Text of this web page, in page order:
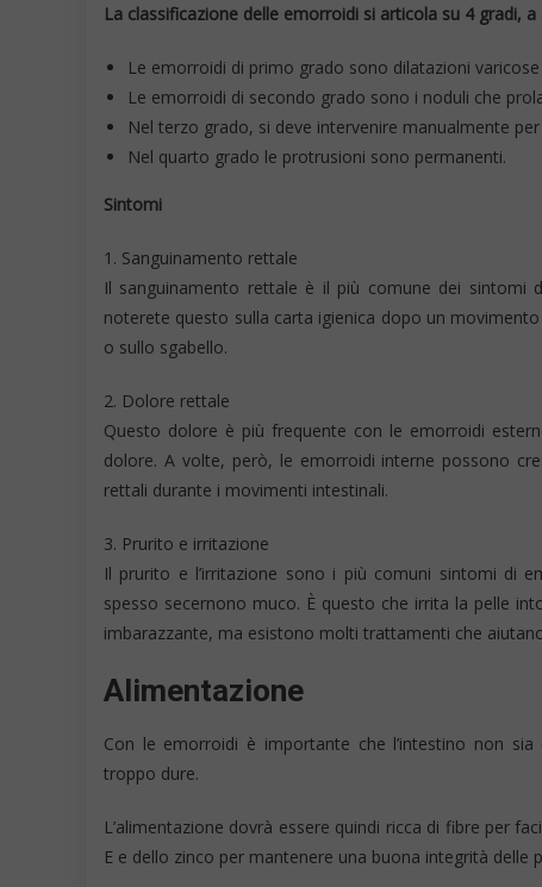
La classificazione delle emorroidi si articola su 4 gradi,
Le emorroidi di primo grado sono dilatazioni
Le emorroidi di secondo grado sono i noduli che
Nel terzo grado, si deve intervenire manualmente
Nel quarto grado le protrusioni sono permanenti.
Sintomi
1. Sanguinamento rettale
Il sanguinamento rettale è il più comune dei sintomi
noterete questo sulla carta igienica dopo un
o sullo sgabello.
2. Dolore rettale
Questo dolore è più frequente con le emorroidi
dolore. A volte, però, le emorroidi interne possono
rettali durante i movimenti intestinali.
3. Prurito e irritazione
Il prurito e l’irritazione sono i più comuni sintomi di
spesso secernono muco. È questo che irrita la pelle
imbarazzante, ma esistono molti trattamenti che aiutano
Alimentazione
Con le emorroidi è importante che l’intestino non
troppo dure.
L’alimentazione dovrà essere quindi ricca di fibre per
E e dello zinco per mantenere una buona integrità